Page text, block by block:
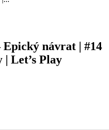
návrat | #14
| Let’s Play